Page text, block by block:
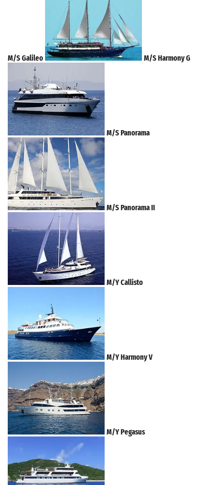
M/S Galileo M/S Harmony G
M/S Panorama
M/S Panorama II
M/Y Callisto
M/Y Harmony V
M/Y Pegasus